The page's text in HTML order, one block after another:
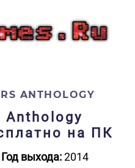
ANTHOLOGY
Anthology
на ПК
Год выхода:2014